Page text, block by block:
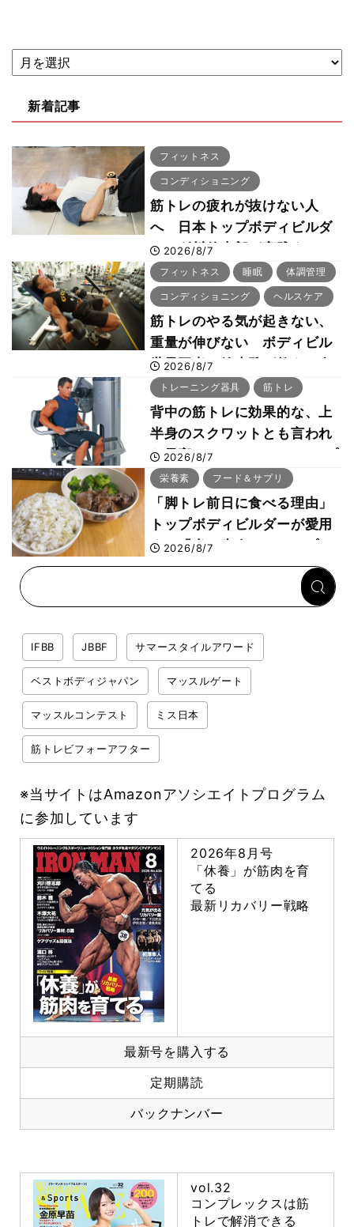
新着記事
フィットネス
コンディショニング
筋トレの疲れが抜けない人
へ 日本トップボディビルダ
ー・刈川啓志郎が実践する
「回復習慣」
2026/8/7
フィットネス 睡眠 体調管理
コンディショニング ヘルスケア
筋トレのやる気が起きない、
重量が伸びない ボディビル
世界王者・鈴木雅が教える食
事・睡眠・呼吸の整え方
2026/8/7
トレーニング器具 筋トレ
背中の筋トレに効果的な、上
半身のスクワットとも言われ
た最高マシン“ノーチラス・プ
ルオーバーマシン”とは？
2026/8/7
栄養素 フード＆サプリ
「脚トレ前日に食べる理由」
トップボディビルダーが愛用
する「米＋牛肉」のシンプル
回復メシとは？
2026/8/7
IFBB JBBF サマースタイルアワード
ベストボディジャパン マッスルゲート
マッスルコンテスト ミス日本
筋トレビフォーアフター
※当サイトはAmazonアソシエイトプログラム
に参加しています
2026年8月号
「休養」が筋肉を育
てる
最新リカバリー戦略
最新号を購入する
定期購読
バックナンバー
vol.32
コンプレックスは筋
トレで解消できる